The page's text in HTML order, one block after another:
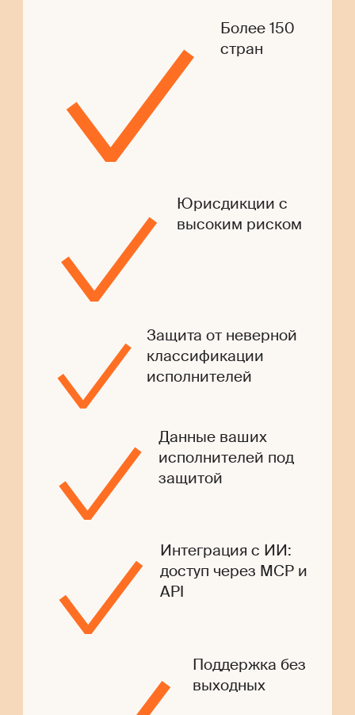
Более 150
стран
Юрисдикции с
высоким риском
Защита от неверной
классификации
исполнителей
Данные ваших
исполнителей под
защитой
Интеграция с ИИ:
доступ через MCP и
API
Поддержка без
выходных